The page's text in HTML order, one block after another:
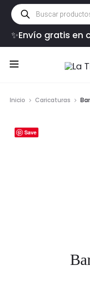
Búsqueda
de
productos
✨Envío gratis en
Inicio Caricaturas
Save